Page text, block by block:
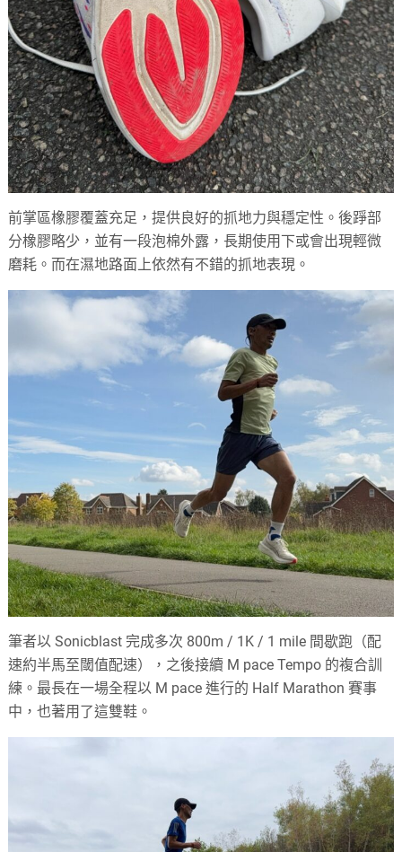
前掌區橡膠覆蓋充足，提供良好的抓地力與穩定性。後踭部
分橡膠略少，並有一段泡棉外露，長期使用下或會出現輕微
磨耗。而在濕地路面上依然有不錯的抓地表現。
筆者以 Sonicblast 完成多次 800m / 1K / 1 mile 間歇跑（配
速約半馬至閾值配速），之後接續 M pace Tempo 的複合訓
練。最長在一場全程以 M pace 進行的 Half Marathon 賽事
中，也著用了這雙鞋。